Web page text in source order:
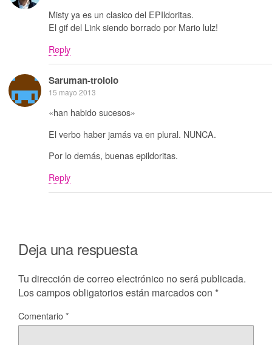
Misty ya es un clasico del EPIldoritas.
El gif del Link siendo borrado por Mario lulz!
Reply
Saruman-trololo
15 mayo 2013
«han habido sucesos»
El verbo haber jamás va en plural. NUNCA.
Por lo demás, buenas epildoritas.
Reply
Deja una respuesta
Tu dirección de correo electrónico no será publicada.
Los campos obligatorios están marcados con *
Comentario*